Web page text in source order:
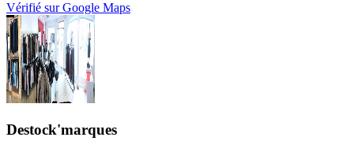
Vérifié sur Google Maps
Destock'marques